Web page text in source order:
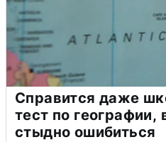
Справится даже
тест по географии,
стыдно ошибиться